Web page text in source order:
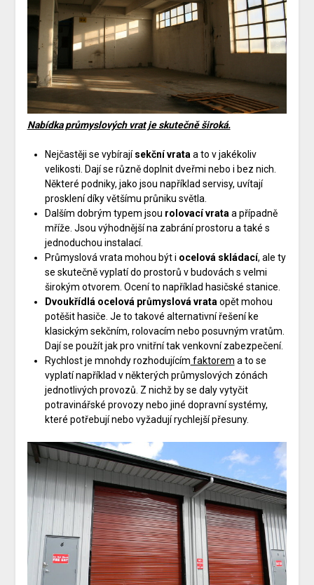
Nabídka průmyslových vrat je skutečně široká.
Nejčastěji se vybírajísekční vrata a to v jakékoliv
velikosti. Dají se různě doplnit dveřmi nebo i bez nich.
Některé podniky, jako jsou například servisy, uvítají
prosklení díky většímu průniku světla.
Dalším dobrým typem jsou rolovací vrata a případně
mříže. Jsou výhodnější na zabrání prostoru a také s
jednoduchou instalací.
Průmyslová vrata mohou být i ocelová skládací, ale ty
se skutečně vyplatí do prostorů v budovách s velmi
širokým otvorem. Ocení to například hasičské stanice.
Dvoukřídlá ocelová průmyslová vrata opět mohou
potěšit hasiče. Je to takové alternativní řešení ke
klasickým sekčním, rolovacím nebo posuvným vratům.
Dají se použít jak pro vnitřní tak venkovní zabezpečení.
Rychlost je mnohdy rozhodujícím faktorem a to se
vyplatí například v některých průmyslových zónách
jednotlivých provozů. Z nichž by se daly vytyčit
potravinářské provozy nebo jiné dopravní systémy,
které potřebují nebo vyžadují rychlejší přesuny.